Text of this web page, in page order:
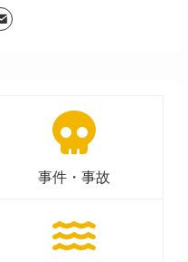
事件・事故